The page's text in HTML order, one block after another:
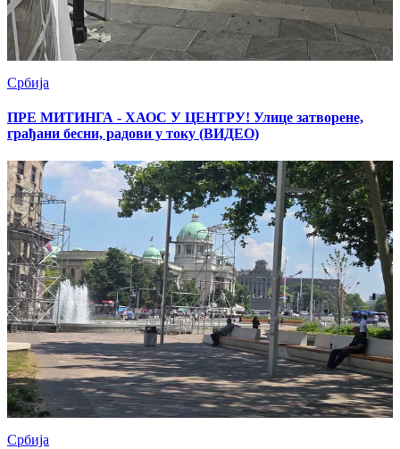
Србија
ПРЕ МИТИНГА - ХАОС У ЦЕНТРУ! Улице затворене,
грађани бесни, радови у току (ВИДЕО)
Србија